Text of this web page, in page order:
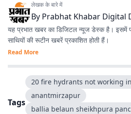
लेखक के बारे में
By Prabhat Khabar Digital
यह प्रभात खबर का डिजिटल न्यूज डेस्क है। इसमें
साथियों की रूटीन खबरें प्रकाशित होती हैं।
Read More
Tags
20 fire hydrants not working
anantmirzapur
ballia belaun sheikhpura